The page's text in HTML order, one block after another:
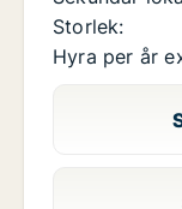
Storlek:
Hyra per år